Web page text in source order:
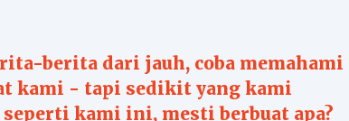
berita dari jauh, coba memahami
kami - tapi sedikit yang kami
kami ini, mesti berbuat apa?